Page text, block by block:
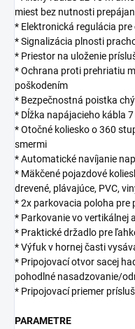
miest bez nutnosti
* Elektronická regulácia
* Signalizácia plnosti
* Priestor na uloženie
* Ochrana proti prehriatiu
poškodením
* Bezpečnostná poistka
* Dĺžka napájacieho kábla
* Otočné koliesko o 360
smermi
* Automatické navíjanie
* Mäkčené pojazdové
drevené, plávajúce, PVC,
* 2x parkovacia poloha pre
* Parkovanie vo vertikálnej
* Praktické držadlo pre
* Výfuk v hornej časti
* Pripojovací otvor sacej
pohodlné nasadzovanie/
* Pripojovací priemer
PARAMETRE